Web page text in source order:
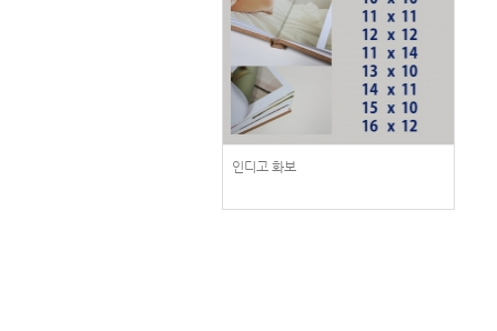
인디고 화보